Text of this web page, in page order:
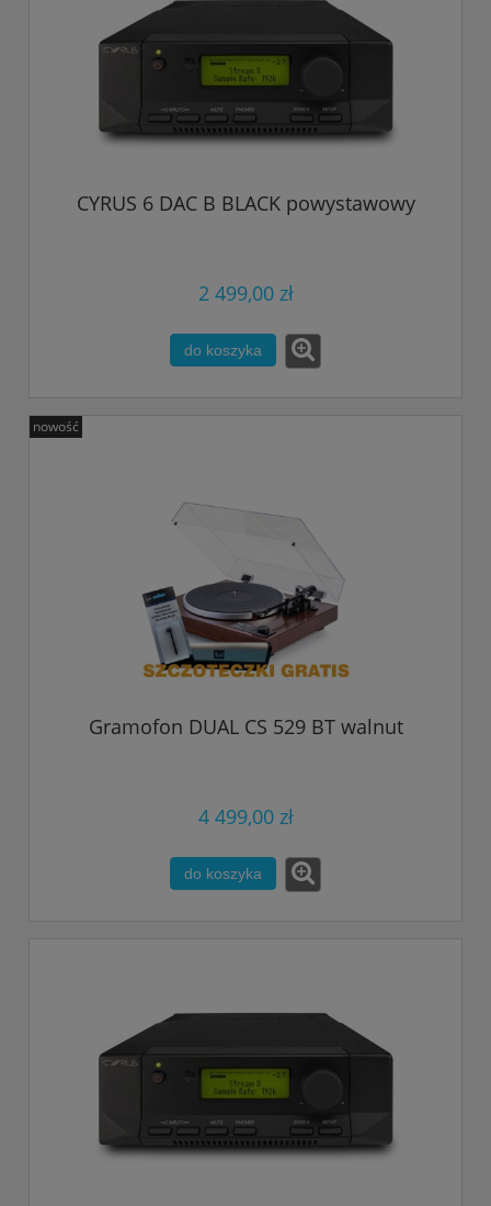
CYRUS 6 DAC B BLACK powystawowy
2 499,00 zł
do koszyka
Gramofon DUAL CS 529 BT walnut
4 499,00 zł
do koszyka
nowość